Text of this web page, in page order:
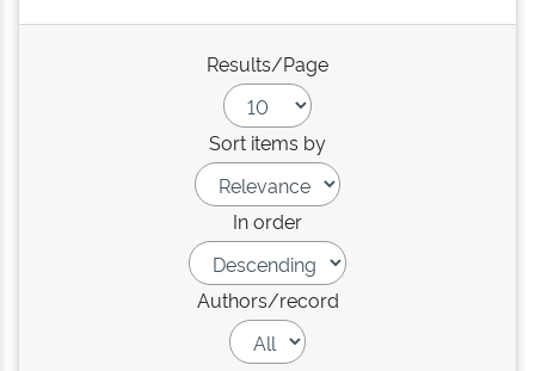
Results/Page
Sort items by
In order
Authors/record